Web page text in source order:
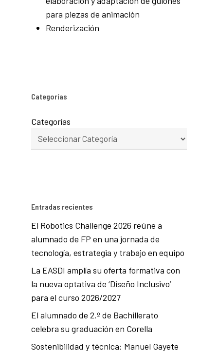
para piezas de animación
Renderización
Categorías
Categorías
Entradas recientes
El Robotics Challenge 2026 reúne a
alumnado de FP en una jornada de
tecnología, estrategia y trabajo en equipo
La EASDI amplía su oferta formativa con
la nueva optativa de ‘Diseño Inclusivo’
para el curso 2026/2027
El alumnado de 2.º de Bachillerato
celebra su graduación en Corella
Sostenibilidad y técnica: Manuel Gayete